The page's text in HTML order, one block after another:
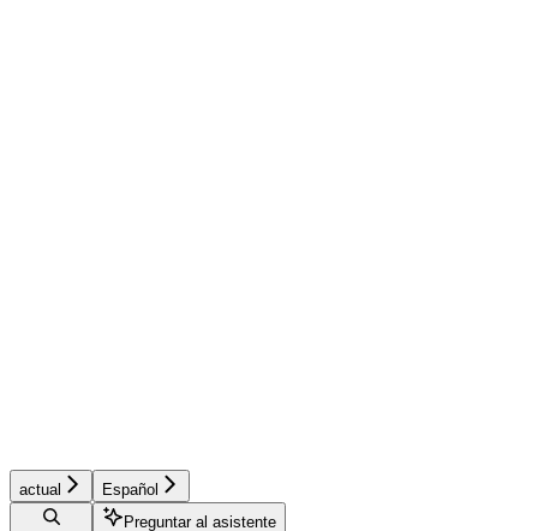
actual Español
Preguntar al asistente